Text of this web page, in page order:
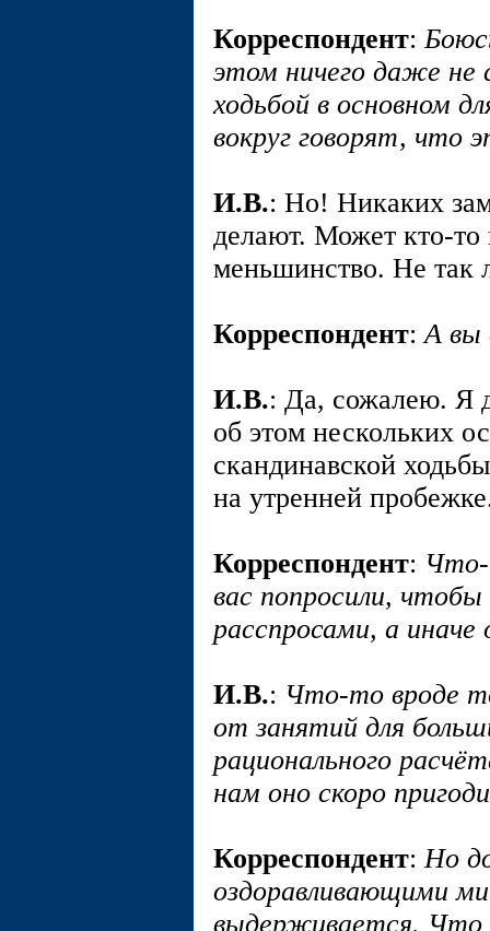
Корреспондент:
этом ничего даже не
ходьбой в основном
вокруг говорят, что
И.В.: Но! Никаких
делают. Может кто-то
меньшинство. Не так
Корреспондент:А вы
И.В.: Да, сожалею. Я
об этом нескольких
скандинавской
на утренней
Корреспондент: Что-
вас попросили,
расспросами, а
И.В.: Что-то вроде
от занятий для
рационального
нам оно скоро
Корреспондент:Но
оздоравливающими
выдерживается. Что